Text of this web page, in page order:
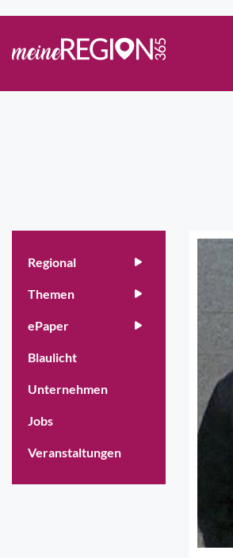
Regional
Themen
ePaper
Blaulicht
Unternehmen
Jobs
Veranstaltungen